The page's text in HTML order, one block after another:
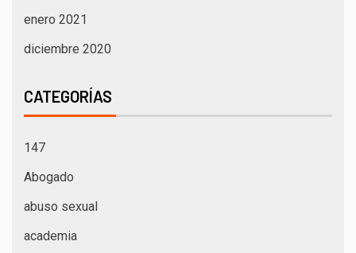
enero 2021
diciembre 2020
CATEGORÍAS
147
Abogado
abuso sexual
academia